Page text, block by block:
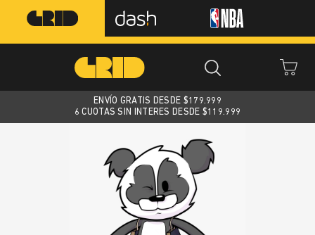
ENVÍO GRATIS DESDE $179.999
6 CUOTAS SIN INTERES DESDE $119.999